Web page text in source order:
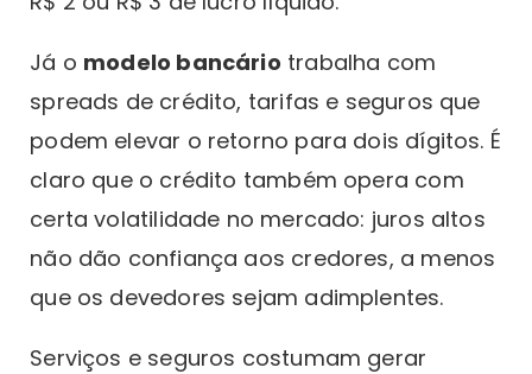
Já o modelo bancário trabalha com
spreads de crédito, tarifas e seguros que
podem elevar o retorno para dois dígitos. É
claro que o crédito também opera com
certa volatilidade no mercado: juros altos
não dão confiança aos credores, a menos
que os devedores sejam adimplentes.
Serviços e seguros costumam gerar